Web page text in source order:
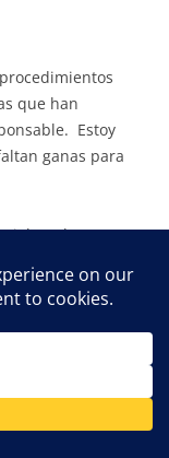
que han
Estoy
ganas para
realmente
Público y,
males,